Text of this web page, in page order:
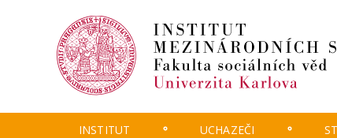
INSTITUT UCHAZEČI